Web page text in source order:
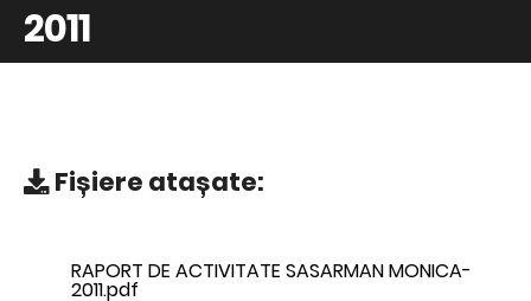
2011
Fișiere atașate:
RAPORT DE ACTIVITATE SASARMAN MONICA-
2011.pdf